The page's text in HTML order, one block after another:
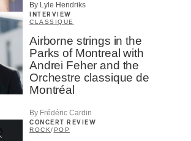
By Lyle Hendriks
INTERVIEW
CLASSIQUE
Airborne strings in the
Parks of Montreal with
Andrei Feher and the
Orchestre classique de
Montréal
By Frédéric Cardin
CONCERT REVIEW
ROCK/POP